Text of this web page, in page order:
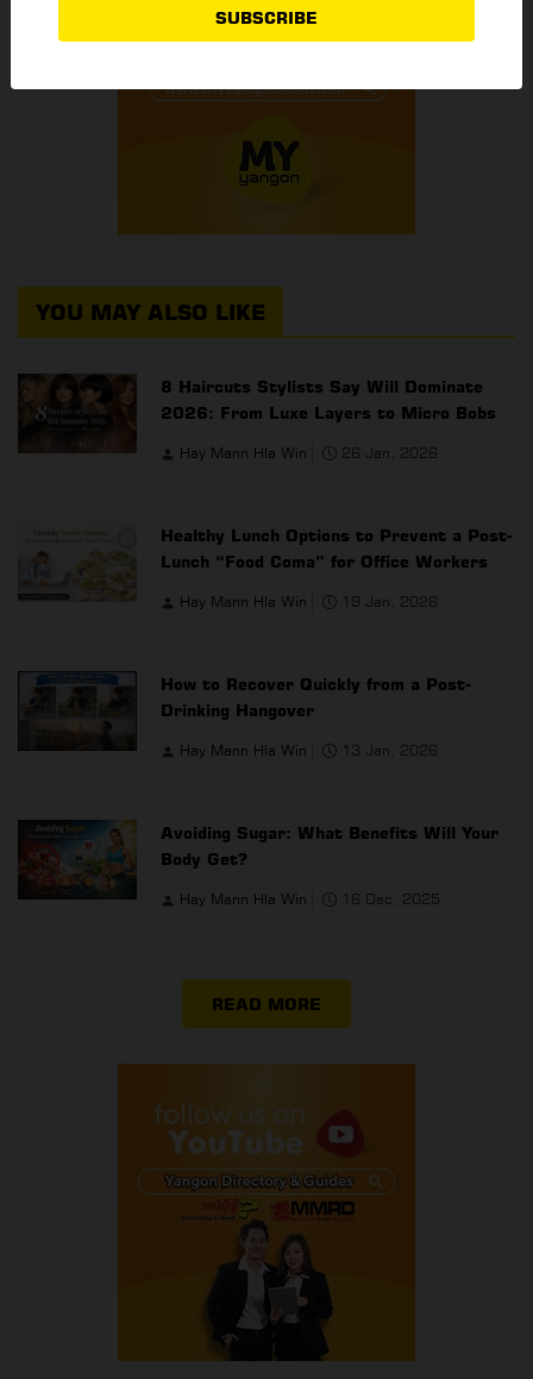
SUBSCRIBE
YOU MAY ALSO LIKE
8 Haircuts Stylists Say Will Dominate
2026: From Luxe Layers to Micro Bobs
Hay Mann Hla Win 26 Jan, 2026
Healthy Lunch Options to Prevent a Post-
Lunch “Food Coma” for Office Workers
Hay Mann Hla Win 19 Jan, 2026
How to Recover Quickly from a Post-
Drinking Hangover
Hay Mann Hla Win 13 Jan, 2026
Avoiding Sugar: What Benefits Will Your
Body Get?
Hay Mann Hla Win 16 Dec, 2025
READ MORE